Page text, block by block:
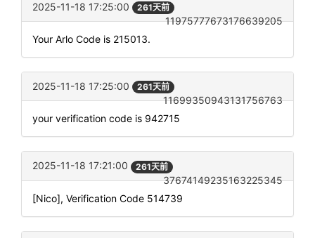
2025-11-18 17:25:00 261天前
11975777673176639205
Your Arlo Code is 215013.
2025-11-18 17:25:00 261天前
11699350943131756763
your verification code is 942715
2025-11-18 17:21:00 261天前
37674149235163225345
[Nico], Verification Code 514739